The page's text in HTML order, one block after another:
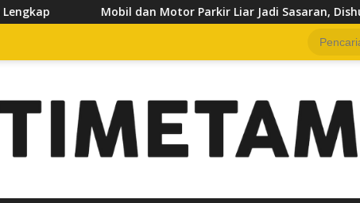
Mobil dan Motor Parkir Liar Jadi Sasaran, Dishub